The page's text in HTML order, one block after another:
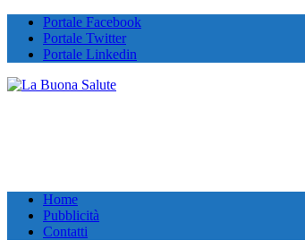
Portale Facebook
Portale Twitter
Portale Linkedin
Home
Pubblicità
Contatti